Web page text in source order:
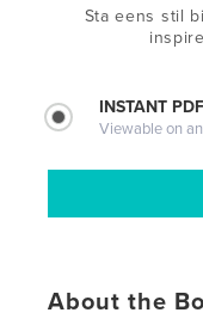
Sta eens stil
INSTANT
Viewable on
About the